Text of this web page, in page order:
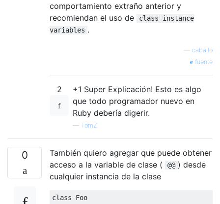
comportamiento extraño anterior y
recomiendan el uso de
class instance
variables .
caballo
fuente
2
+1 Super Explicación! Esto es algo
que todo programador nuevo en
Ruby debería digerir.
— TomZ
0
También quiero agregar que puede obtener
acceso a la variable de clase (
@@ ) desde
cualquier instancia de la clase
class
Foo